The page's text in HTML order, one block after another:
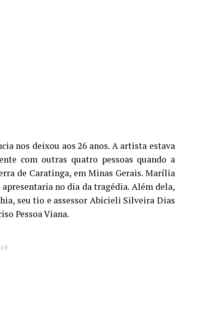
nos deixou aos 26 anos. A artista estava
com outras quatro pessoas quando a
de Caratinga, em Minas Gerais. Marília
no dia da tragédia. Além dela,
seu tio e assessor Abicieli Silveira Dias
Pessoa Viana.